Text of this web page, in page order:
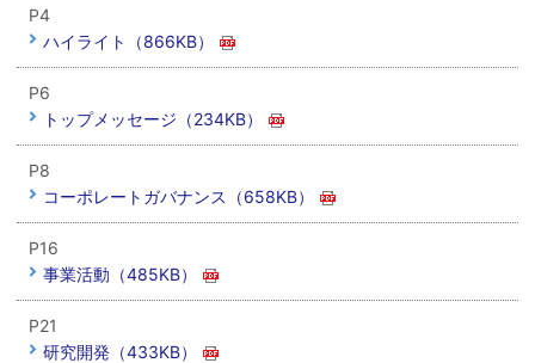
P4
ハイライト（866KB）
P6
トップメッセージ（234KB）
P8
コーポレートガバナンス（658KB）
P16
事業活動（485KB）
P21
研究開発（433KB）